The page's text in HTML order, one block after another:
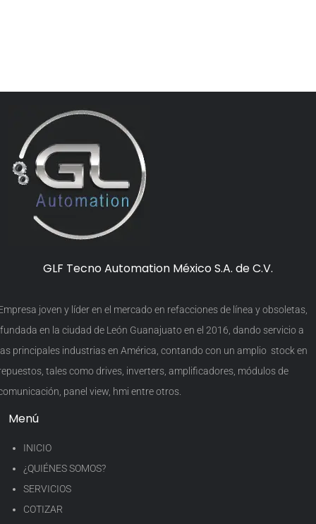
GLF Tecno Automation México S.A. de C.V.
joven y líder en el mercado en refacciones de línea y obsoletas,
en la ciudad de León Guanajuato en el 2016, dando servicio a
principales industrias en América, contando con un amplio stock en
tales como drives, inverters, amplificadores, módulos de
panel view, hmi entre otros.
Menú
INICIO
¿QUIÉNES SOMOS?
SERVICIOS
COTIZAR